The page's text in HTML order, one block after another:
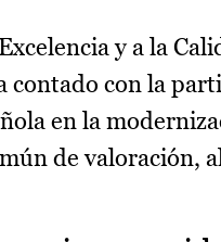
y a la
contado con la
en la
de valoración,